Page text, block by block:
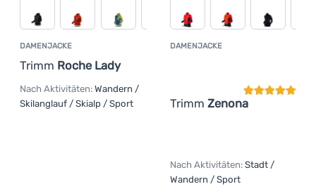
DAMENJACKE
Trimm Roche Lady
Nach Aktivitäten: Wandern /
Skilanglauf / Skialp / Sport
DAMENJACKE
Trimm Zenona
Nach Aktivitäten: Stadt /
Wandern / Sport